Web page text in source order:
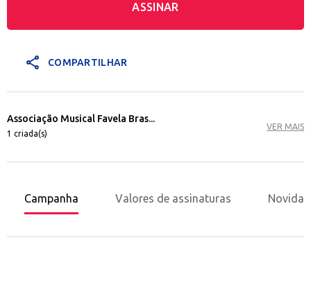
ASSINAR
share COMPARTILHAR
Associação Musical Favela Bras...
1 criada(s)
VER MAIS
Campanha Valores de assinaturas